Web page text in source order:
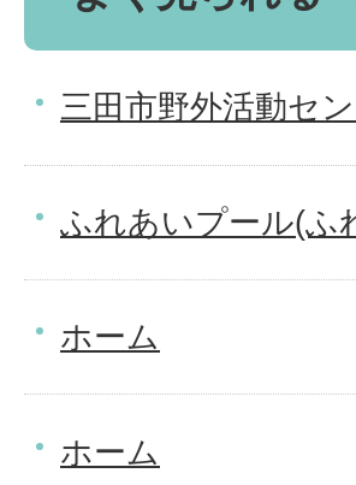
三田市野外活動セ
ふれあいプール(ふ
ホーム
ホーム